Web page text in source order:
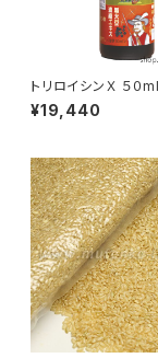
トリロイシンＸ ５０
酵BCAAアミノ酸｜
¥19,440